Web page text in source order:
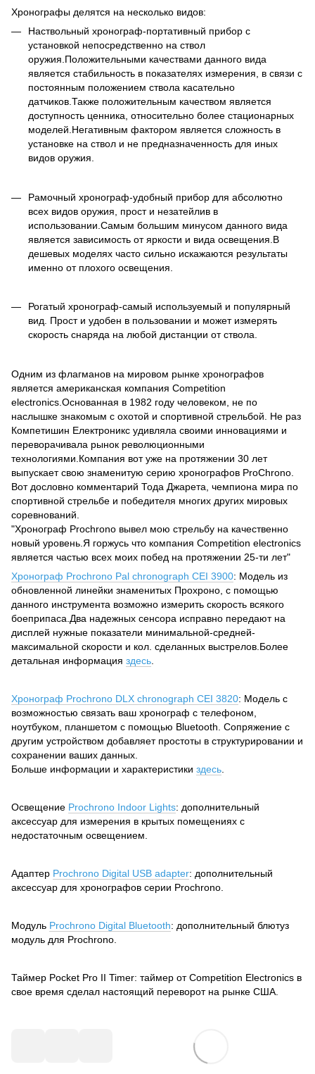
Хронографы делятся на несколько видов:
Наствольный хронограф-портативный прибор с
установкой непосредственно на ствол
оружия.Положительными качествами данного вида
является стабильность в показателях измерения, в связи с
постоянным положением ствола касательно
датчиков.Также положительным качеством является
доступность ценника, относительно более стационарных
моделей.Негативным фактором является сложность в
установке на ствол и не предназначенность для иных
видов оружия.
Рамочный хронограф-удобный прибор для абсолютно
всех видов оружия, прост и незатейлив в
использовании.Самым большим минусом данного вида
является зависимость от яркости и вида освещения.В
дешевых моделях часто сильно искажаются результаты
именно от плохого освещения.
Рогатый хронограф-самый используемый и популярный
вид. Прост и удобен в пользовании и может измерять
скорость снаряда на любой дистанции от ствола.
Одним из флагманов на мировом рынке хронографов
является американская компания Competition
electronics.Основанная в 1982 году человеком, не по
наслышке знакомым с охотой и спортивной стрельбой. Не раз
Компетишин Електроникс удивляла своими инновациями и
переворачивала рынок революционными
технологиями.Компания вот уже на протяжении 30 лет
выпускает свою знаменитую серию хронографов ProChrono.
Вот дословно комментарий Тода Джарета, чемпиона мира по
спортивной стрельбе и победителя многих других мировых
соревнований.
"Хронограф Prochrono вывел мою стрельбу на качественно
новый уровень.Я горжусь что компания Competition electronics
является частью всех моих побед на протяжении 25-ти лет"
Хронограф Prochrono Pal chronograph CEI 3900: Модель из
обновленной линейки знаменитых Прохроно, с помощью
данного инструмента возможно измерить скорость всякого
боеприпаса.Два надежных сенсора исправно передают на
дисплей нужные показатели минимальной-средней-
максимальной скорости и кол. сделанных выстрелов.Более
детальная информация здесь
Хронограф Prochrono DLX chronograph CEI 3820: Модель с
возможностью связать ваш хронограф с телефоном,
ноутбуком, планшетом с помощью Bluetooth. Сопряжение с
другим устройством добавляет простоты в структурировании и
сохранении ваших данных.
Больше информации и характеристики здесь
Освещение Prochrono Indoor Lights: дополнительный
аксессуар для измерения в крытых помещениях с
недостаточным освещением.
Адаптер Prochrono Digital USB adapter: дополнительный
аксессуар для хронографов серии Prochrono.
Модуль Prochrono Digital Bluetooth: дополнительный блютуз
модуль для Prochrono.
Таймер Pocket Pro II Timer: таймер от Competition Electronics в
свое время сделал настоящий переворот на рынке США.